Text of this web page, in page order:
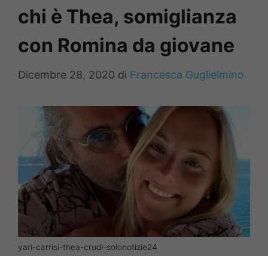
chi è Thea, somiglianza
con Romina da giovane
Dicembre 28, 2020 di Francesca Guglielmino
yari-carrisi-thea-crudi-solonotizie24